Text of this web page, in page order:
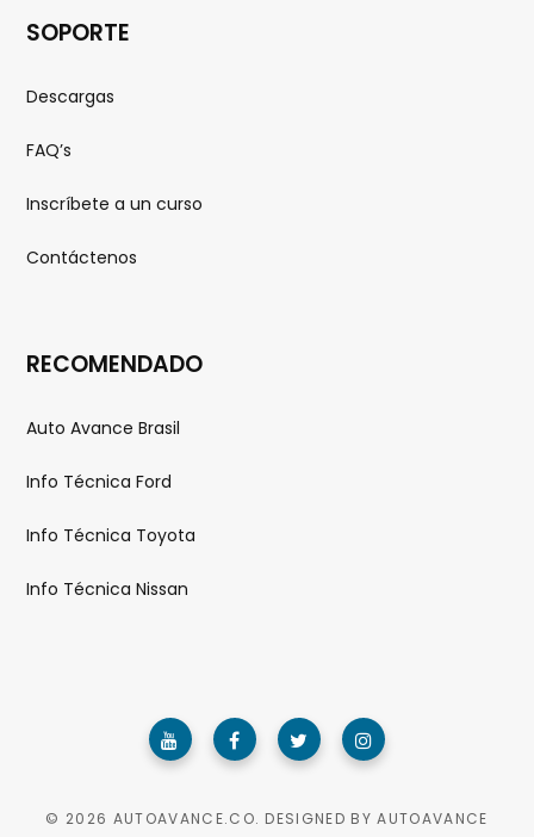
SOPORTE
Descargas
FAQ’s
Inscríbete a un curso
Contáctenos
RECOMENDADO
Auto Avance Brasil
Info Técnica Ford
Info Técnica Toyota
Info Técnica Nissan
© 2026 AUTOAVANCE.CO. DESIGNED BY AUTOAVANCE